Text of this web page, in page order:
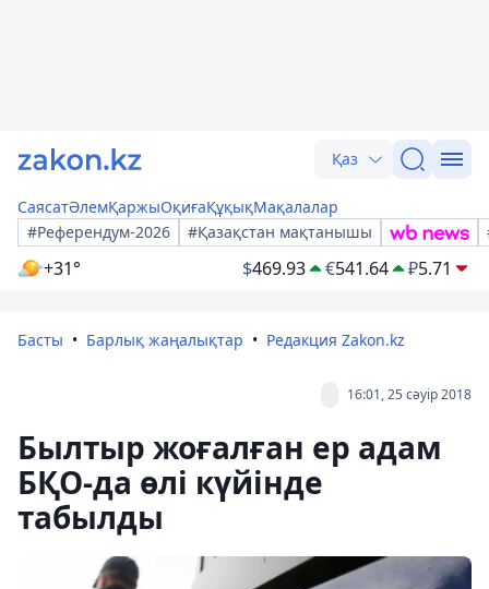
Қаз
СаясатӘлемҚаржыОқиғаҚұқықМақалалар
#Референдум-2026
#Қазақстан мақтанышы
+31° $469.93 €541.64 ₽5.71
Басты Барлық жаңалықтар Редакция Zakon.kz
16:01, 25 сәуір 2018
Былтыр жоғалған ер адам
БҚО-да өлі күйінде
табылды